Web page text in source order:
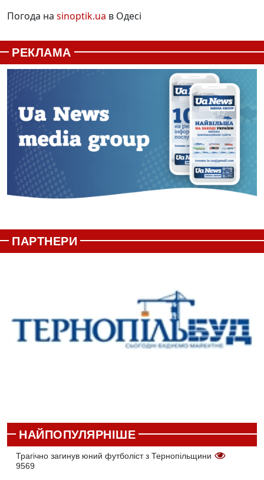
Погода на sinoptik.ua в Одесі
РЕКЛАМА
ПАРТНЕРИ
НАЙПОПУЛЯРНІШЕ
Трагічно загинув юний футболіст з Тернопільщини
9569